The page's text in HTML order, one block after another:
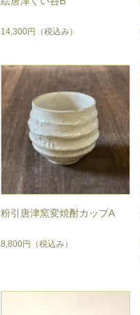
14,300円 （税込み）
粉引唐津窯変焼酎カップA
8,800円 （税込み）